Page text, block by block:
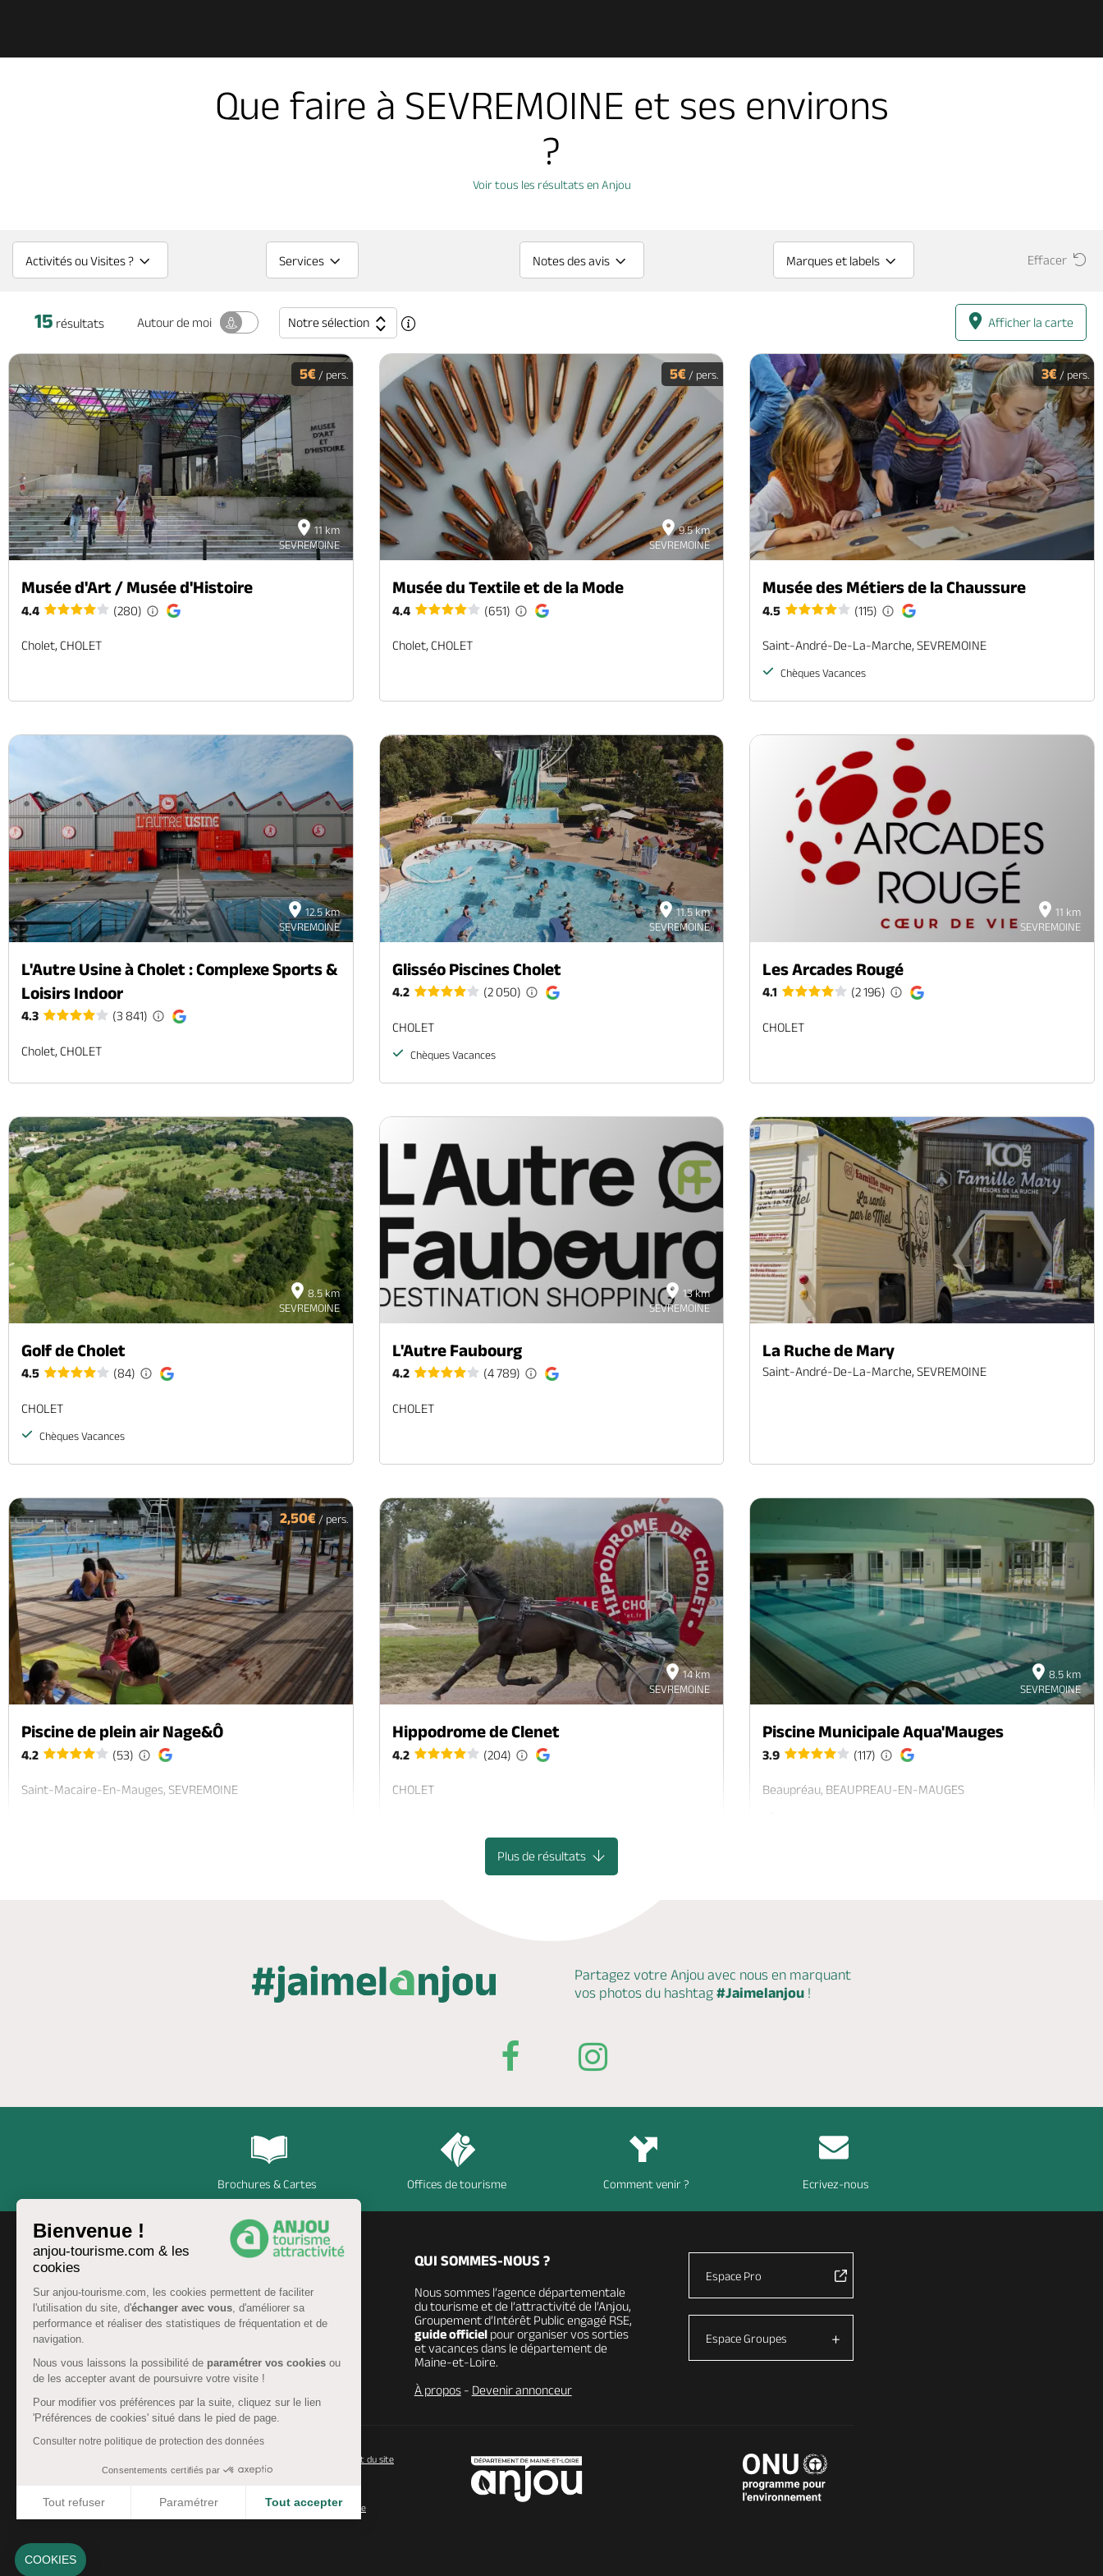
Bienvenue !
anjou-tourisme.com & les
cookies
Sur anjou-tourisme.com, les cookies permettent de faciliter
l'utilisation du site, d'échanger avec vous, d'améliorer sa
performance et réaliser des statistiques de fréquentation et de
navigation.
Nous vous laissons la possibilité de paramétrer vos cookies ou
de les accepter avant de poursuivre votre visite !
Pour modifier vos préférences par la suite, cliquez sur le lien
'Préférences de cookies' situé dans le pied de page.
Consulter notre politique de protection des données
Consentements certifiés par
Tout refuser Paramétrer Tout accepter
Notre plateforme vous permet d'adapter et de gérer vos paramètres de confidentialité, en garantissant la conformité avec les réglementations. Personnalisez vos
COOKIES
Que faire à SEVREMOINE et ses environs
?
Voir tous les résultats en Anjou
Activités ou Visites ? Services Notes des avis Marques et labels Effacer
15 résultats Autourde moi Notre sélection Afficher la carte
11 km
SEVREMOINE
5€/ pers.
Musée d'Art / Musée d'Histoire
4.4 (280)
Cholet, CHOLET
9.5 km
SEVREMOINE
5€ / pers.
Musée du Textile et de la Mode
4.4 (651)
Cholet, CHOLET
3€/ pers.
Musée des Métiers de la Chaussure
4.5 (115)
Saint-André-De-La-Marche, SEVREMOINE
Chèques Vacances
12.5 km
SEVREMOINE
L'Autre Usine à Cholet : Complexe Sports &
Loisirs Indoor
4.3 (3 841)
Cholet, CHOLET
11.5 km
SEVREMOINE
Glisséo Piscines Cholet
4.2 (2 050)
CHOLET
Chèques Vacances
11 km
SEVREMOINE
Les Arcades Rougé
4.1 (2 196)
CHOLET
8.5 km
SEVREMOINE
Golf de Cholet
4.5 (84)
CHOLET
Chèques Vacances
13 km
SEVREMOINE
L'Autre Faubourg
4.2 (4 789)
CHOLET
La Ruche de Mary
Saint-André-De-La-Marche, SEVREMOINE
2,50€/ pers.
Piscine de plein air Nage&Ô
4.2 (53)
Saint-Macaire-En-Mauges, SEVREMOINE
14 km
SEVREMOINE
Hippodrome de Clenet
4.2 (204)
CHOLET
8.5 km
SEVREMOINE
Piscine Municipale Aqua'Mauges
3.9 (117)
Beaupréau, BEAUPREAU-EN-MAUGES
Plus de résultats
Partagez votre Anjou avec nous en marquant
vos photos du hashtag #Jaimelanjou !
Brochures & Cartes Offices de tourisme Comment venir ? Ecrivez-nous
QUI SOMMES-NOUS ?
Nous sommes l’agence départementale
du tourisme et de l’attractivité de l’Anjou,
Groupement d’Intérêt Public engagé RSE,
guide officielpour organiser vos sorties
et vacances dans le département de
Maine-et-Loire.
À propos- Devenir annonceur
Espace Pro
Espace Groupes
Fonctionnement du site
CGU Réservation-Accessibilité : partiellement conforme